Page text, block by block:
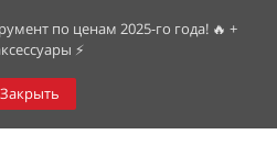
по ценам 2025-го года! 🔥 +
⚡️
Закрыть